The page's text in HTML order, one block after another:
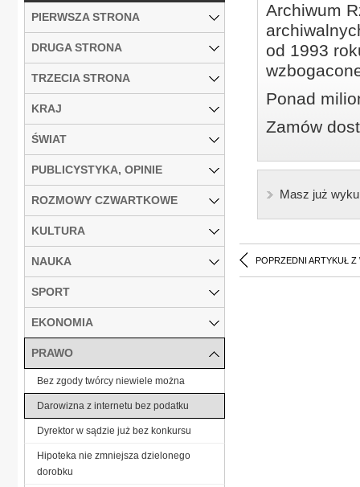
Archiwum
od 1993
Ponad
Zamów
Masz już
POPRZEDNI ARTYKUŁ Z
PIERWSZA STRONA
DRUGA STRONA
TRZECIA STRONA
KRAJ
ŚWIAT
PUBLICYSTYKA, OPINIE
ROZMOWY CZWARTKOWE
KULTURA
NAUKA
SPORT
EKONOMIA
PRAWO
Bez zgody twórcy niewiele można
Darowizna z internetu bez podatku
Dyrektor w sądzie już bez konkursu
Hipoteka nie zmniejsza dzielonego
dorobku